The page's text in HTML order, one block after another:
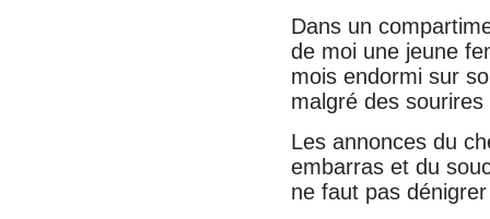
Dans un
de moi une jeune
mois endormi sur
malgré des
Les annonces du
embarras et du
ne faut pas